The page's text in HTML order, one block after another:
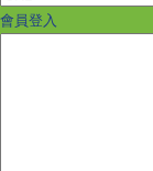
會員登入